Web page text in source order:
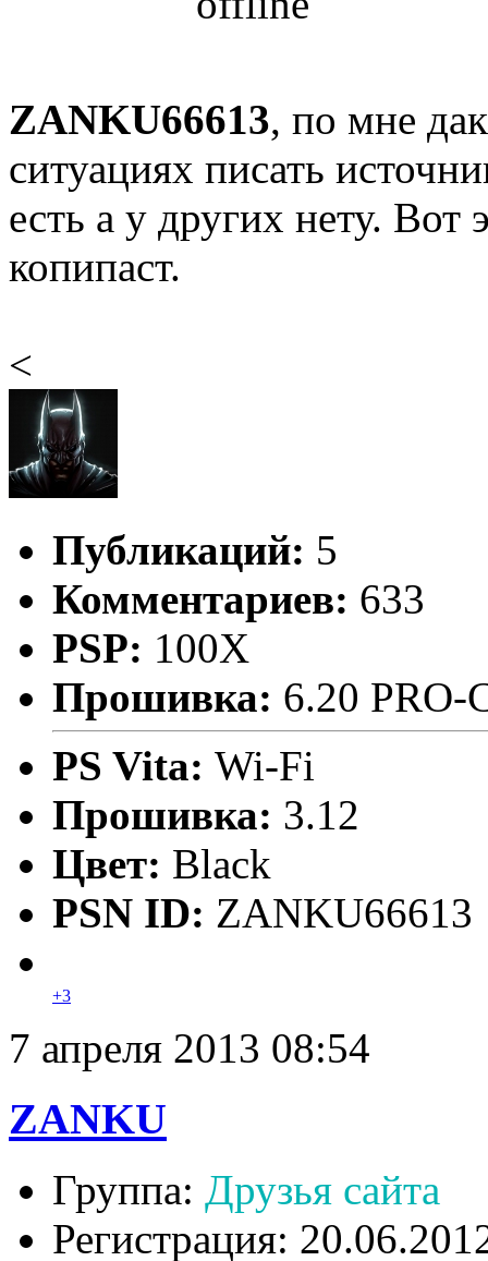
ZANKU66613, по мне
ситуациях писать
есть а у других нету. Вот
копипаст.
<
Публикаций: 5
Комментариев: 633
PSP: 100X
Прошивка: 6.20 PRO-
PS Vita: Wi-Fi
Прошивка: 3.12
Цвет: Black
PSN ID: ZANKU66613
+3
7 апреля 2013 08:54
ZANKU
Группа: Друзья сайта
Регистрация: